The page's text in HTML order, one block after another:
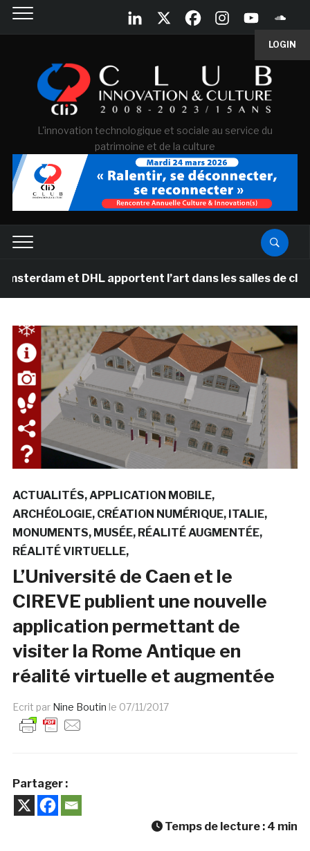
LOGIN
L'innovation technologique et sociale au service du
patrimoine et de la culture
et DHL apportent l’art dans les salles de classe
ACTUALITÉS APPLICATION MOBILE
ARCHÉOLOGIE CRÉATION NUMÉRIQUE ITALIE
MONUMENTS MUSÉE RÉALITÉ AUGMENTÉE
RÉALITÉ VIRTUELLE
L’Université de Caen et le
CIREVE publient une nouvelle
application permettant de
visiter la Rome Antique en
réalité virtuelle et augmentée
Ecrit par Nine Boutin le 07/11/2017
Partager :
Temps de lecture : 4 min